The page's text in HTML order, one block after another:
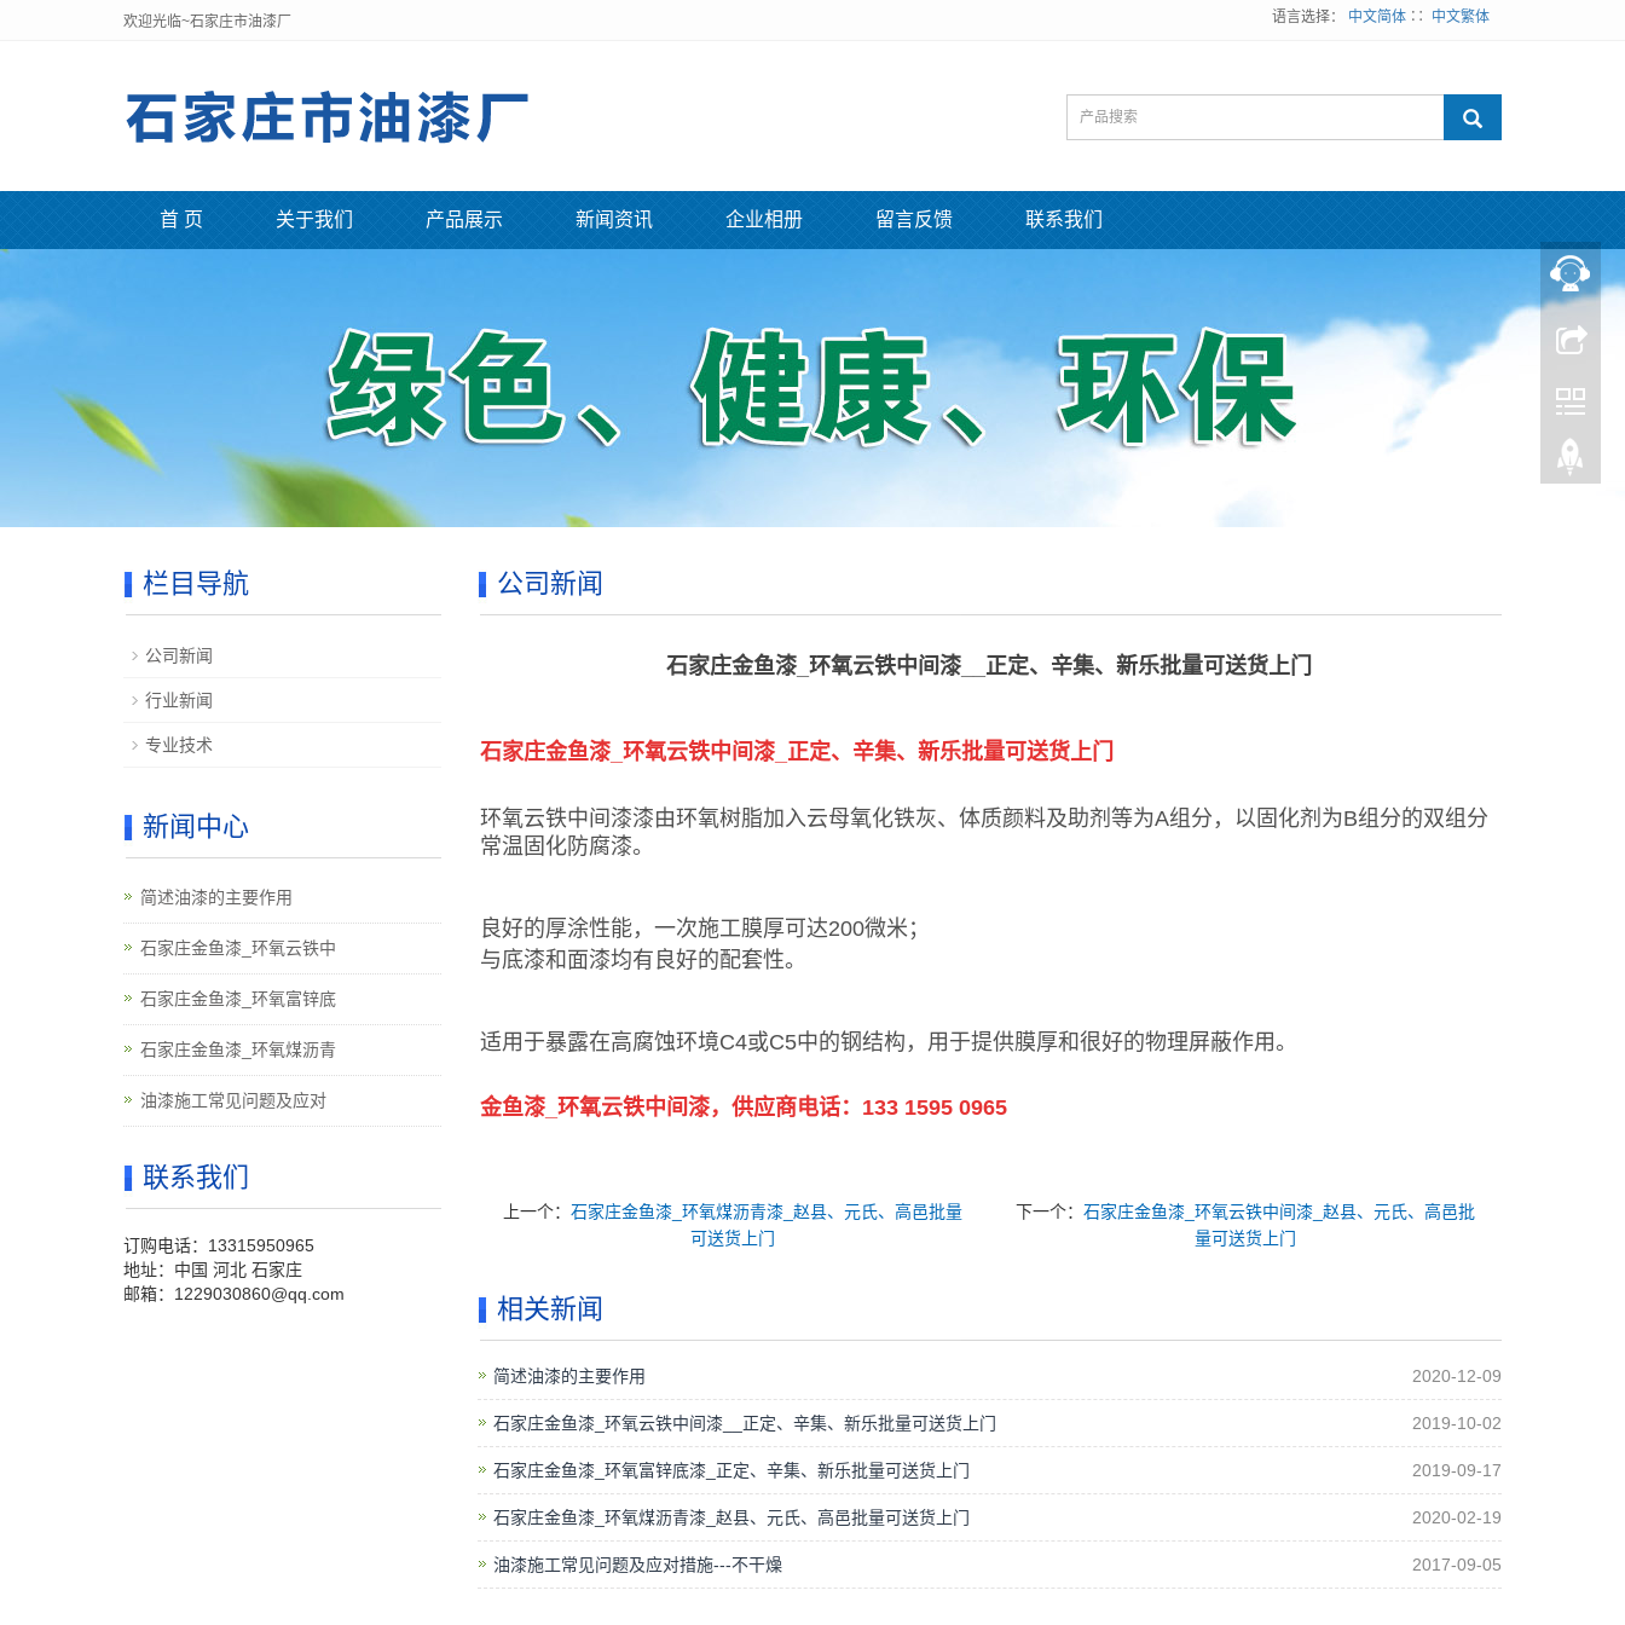
欢迎光临~石家庄市油漆厂 语言选择： 中文简体 ∷ 中文繁体
首 页 关于我们 产品展示 新闻资讯 企业相册 留言反馈 联系我们
公司新闻
石家庄金鱼漆_环氧云铁中间漆__正定、辛集、新乐批量可送货上门
石家庄金鱼漆_环氧云铁中间漆_正定、辛集、新乐批量可送货上门
环氧云铁中间漆漆由环氧树脂加入云母氧化铁灰、体质颜料及助剂等为A组分，以固化剂为B组分的双组分
常温固化防腐漆。
良好的厚涂性能，一次施工膜厚可达200微米；
与底漆和面漆均有良好的配套性。
适用于暴露在高腐蚀环境C4或C5中的钢结构，用于提供膜厚和很好的物理屏蔽作用。
金鱼漆_环氧云铁中间漆，供应商电话：133 1595 0965
上一个：石家庄金鱼漆_环氧煤沥青漆_赵县、元氏、高邑批量
可送货上门
下一个：石家庄金鱼漆_环氧云铁中间漆_赵县、元氏、高邑批
量可送货上门
相关新闻
简述油漆的主要作用 2020-12-09
石家庄金鱼漆_环氧云铁中间漆__正定、辛集、新乐批量可送货上门 2019-10-02
石家庄金鱼漆_环氧富锌底漆_正定、辛集、新乐批量可送货上门 2019-09-17
石家庄金鱼漆_环氧煤沥青漆_赵县、元氏、高邑批量可送货上门 2020-02-19
油漆施工常见问题及应对措施---不干燥 2017-09-05
栏目导航
公司新闻
行业新闻
专业技术
新闻中心
简述油漆的主要作用
石家庄金鱼漆_环氧云铁中
石家庄金鱼漆_环氧富锌底
石家庄金鱼漆_环氧煤沥青
油漆施工常见问题及应对
联系我们
订购电话：13315950965
地址：中国 河北 石家庄
邮箱：1229030860@qq.com